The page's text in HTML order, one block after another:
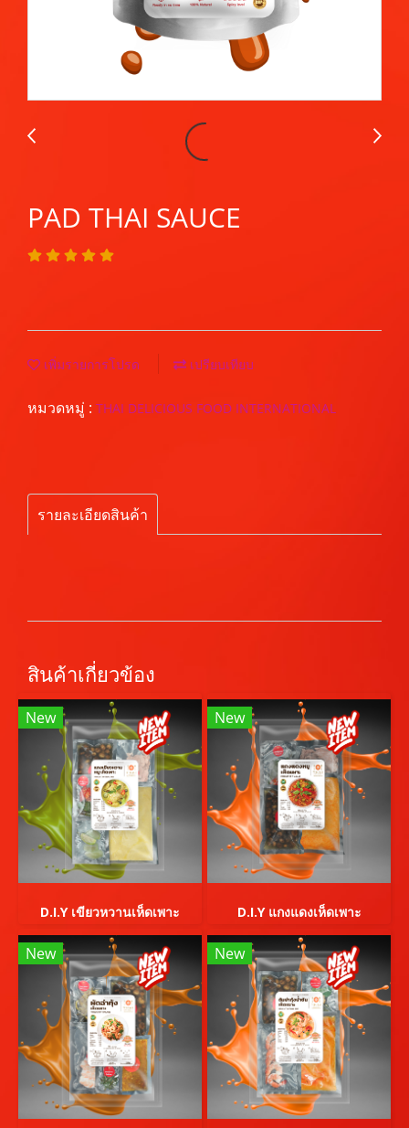
PAD THAI SAUCE
เพิ่มรายการโปรด เปรียบเทียบ
หมวดหมู่ : THAI DELICIOUS FOOD INTERNATIONAL
รายละเอียดสินค้า
สินค้าเกี่ยวข้อง
New
D.I.Y เขียวหวานเห็ดเพาะ
New
D.I.Y แกงแดงเห็ดเพาะ
New New